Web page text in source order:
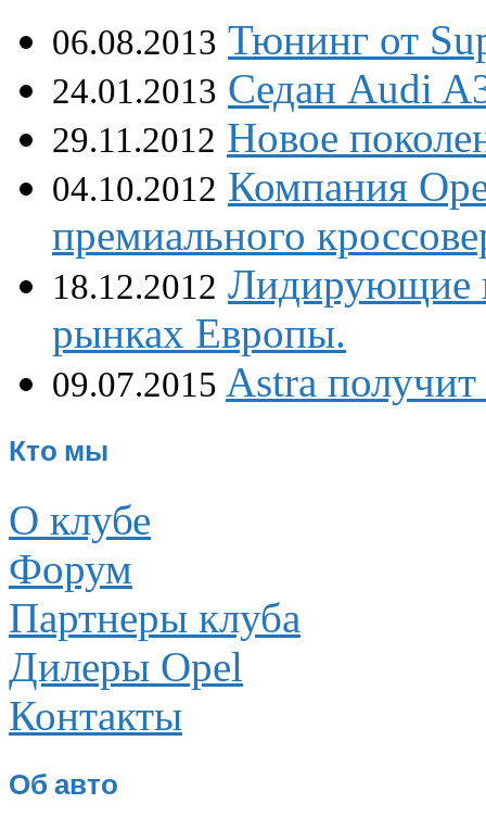
06.08.2013 Тюнинг от
24.01.2013 Седан Audi
29.11.2012 Новое
04.10.2012 Компания
премиального
18.12.2012 Лидирующие
рынках Европы.
09.07.2015 Astra
Кто мы
О клубе
Форум
Партнеры клуба
Дилеры Opel
Контакты
Об авто